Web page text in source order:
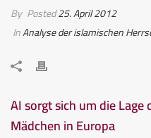
By Posted25. April 2012
InAnalyse der islamischen
AI sorgt sich um die
Mädchen in Europa